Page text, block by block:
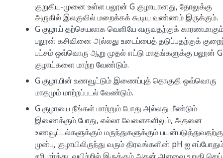
குறுகிய-முனை உள்ள பலூன் G குழாயானது, தோலுக்கு
அருகில் இலகுவில் மறைக்கக் கூடிய வண்ணம் இருக்கும்.
G குழாய் தற்செயலாக வெளியே வருவதற்குக்
பலூன் கசிவினை அல்லது உடைப்பைத் தடுப்பதற்குக்
பட்சம் ஒவ்வொரு ஆறு முதல் எட்டு மாதங்களுக்கு பலூன் G
குழாய்களை மாற்ற வேண்டும்.
G குழாயின் உணவூட்டும் இணைப்புத் தொகுதி ஒவ்வொரு
மாதமும் மாற்றப்படல் வேண்டும்.
G குழாயை நீங்கள் மாற்றும் போது அல்லது மீண்டும்
இணைக்கும் போது, எல்லா வேளைகளிலும், அதனை
உணவூட்டல்களுக்கும் மருந்துகளுக்கும் பயன்படுத்துவதற்கு
முன்பு, குழாயிலிருந்து வரும் திரவங்களின் pH ஐ